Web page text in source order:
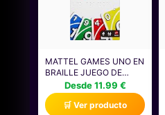
MATTEL GAMES UNO EN
BRAILLE JUEGO DE
CARTAS CON BARAJA
DISEÑADA
ESPECIALMENTE PARA
Desde 11.99 €
🛒 Ver producto